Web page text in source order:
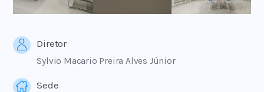
Diretor
Sylvio Macario Preira Alves Júnior
Sede